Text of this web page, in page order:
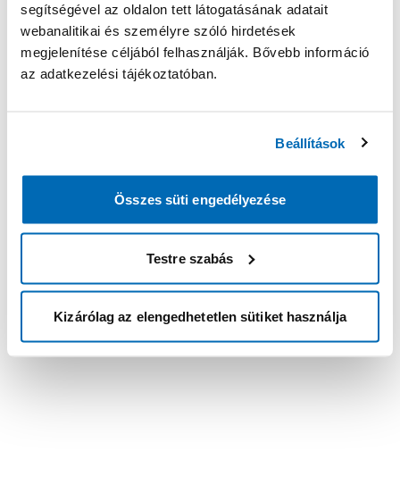
segítségével az oldalon tett látogatásának adatait
webanalitikai és személyre szóló hirdetések
megjelenítése céljából felhasználják. Bővebb információ
az adatkezelési tájékoztatóban.
Beállítások
Összes süti engedélyezése
Testre szabás
Kizárólag az elengedhetetlen sütiket használja